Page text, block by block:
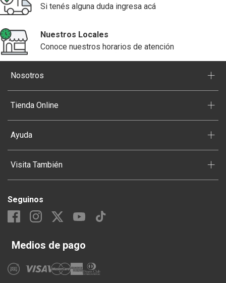
Si tenés alguna duda ingresa acá
Nuestros Locales
Conoce nuestros horarios de atención
Nosotros +
Tienda Online +
Ayuda +
Visita También +
Seguinos
Medios de pago